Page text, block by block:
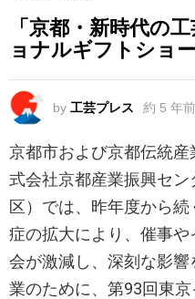
「京都・新時代の
ョナルギフトショ
by 工芸プレス 約 5 年前
京都市および京都伝統
式会社京都産業振興セ
区）では、昨年度から
症の拡大により、催事
会が激減し、深刻な影
業のために、第93回東